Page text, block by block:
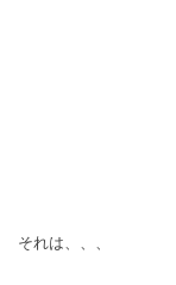
それは、、、